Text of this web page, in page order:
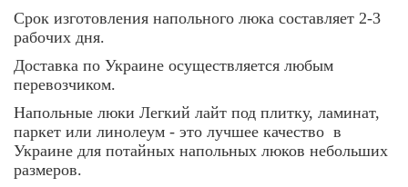
Срок изготовления напольного люка составляет 2-3
рабочих дня.
Доставка по Украине осуществляется любым
перевозчиком.
Напольные люки Легкий лайт под плитку, ламинат,
паркет или линолеум - это лучшее качество в
Украине для потайных напольных люков небольших
размеров.